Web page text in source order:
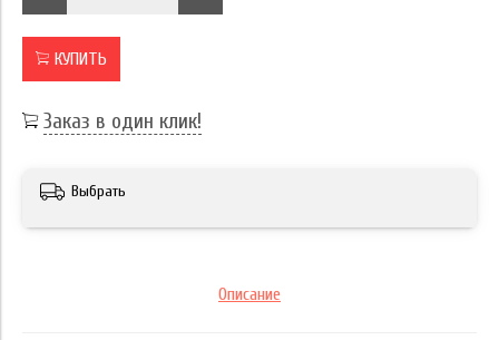
КУПИТЬ
Заказ в один клик!
Выбрать
Описание